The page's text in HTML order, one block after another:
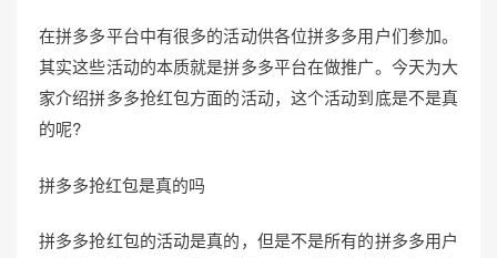
s
t
e
n
在拼多多平台中有很多的活动供各位拼多多用户们参加。
其实这些活动的本质就是拼多多平台在做推广。今天为大
家介绍拼多多抢红包方面的活动，这个活动到底是不是真
的呢?
拼多多抢红包是真的吗
拼多多抢红包的活动是真的，但是不是所有的拼多多用户